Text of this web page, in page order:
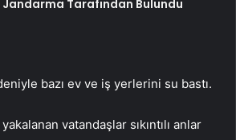
Tarafından Bulundu
bazı ev ve iş yerlerini su bastı.
vatandaşlar sıkıntılı anlar